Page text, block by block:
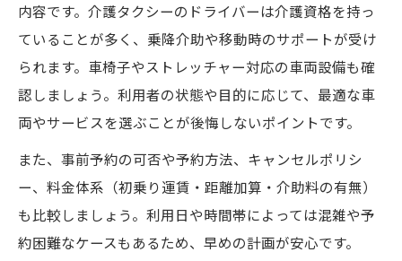
内容です。介護タクシーのドライバーは介護資格を持っ
ていることが多く、乗降介助や移動時のサポートが受け
られます。車椅子やストレッチャー対応の車両設備も確
認しましょう。利用者の状態や目的に応じて、最適な車
両やサービスを選ぶことが後悔しないポイントです。
また、事前予約の可否や予約方法、キャンセルポリシ
ー、料金体系（初乗り運賃・距離加算・介助料の有無）
も比較しましょう。利用日や時間帯によっては混雑や予
約困難なケースもあるため、早めの計画が安心です。